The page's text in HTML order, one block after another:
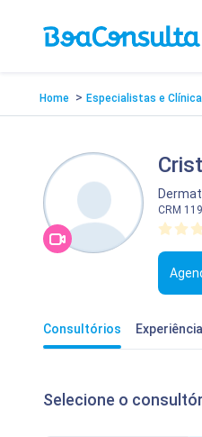
Home > Especialistas e
CRM
Consultórios Experiência
Selecione o